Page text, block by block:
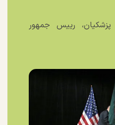
رییس جمهور